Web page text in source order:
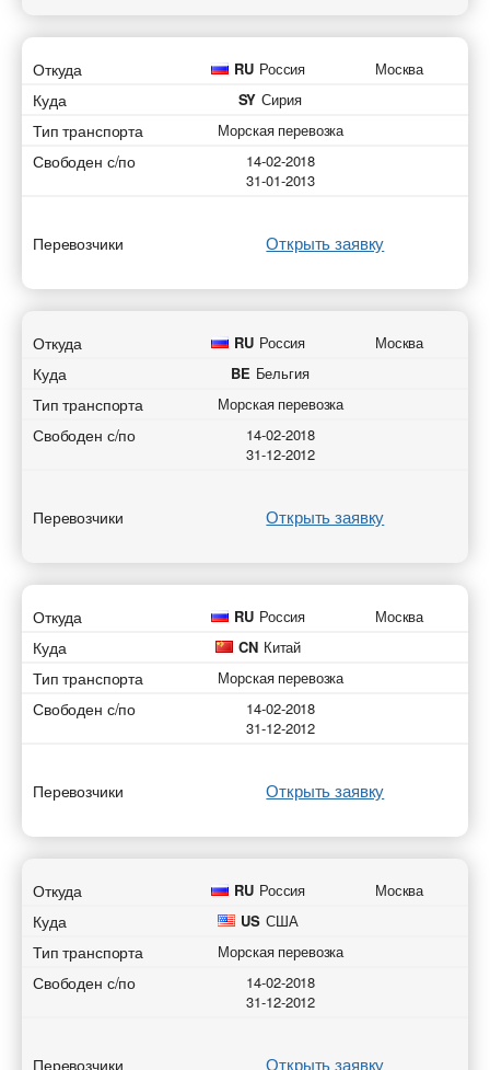
Откуда RU Россия Москва
Куда SY Сирия
Тип транспорта Морская перевозка
Свободен с/по
14-02-2018
31-01-2013
Перевозчики Открыть заявку
Откуда RU Россия Москва
Куда BE Бельгия
Тип транспорта Морская перевозка
Свободен с/по
14-02-2018
31-12-2012
Перевозчики Открыть заявку
Откуда RU Россия Москва
Куда CN Китай
Тип транспорта Морская перевозка
Свободен с/по
14-02-2018
31-12-2012
Перевозчики Открыть заявку
Откуда RU Россия Москва
Куда US США
Тип транспорта Морская перевозка
Свободен с/по
14-02-2018
31-12-2012
Перевозчики Открыть заявку